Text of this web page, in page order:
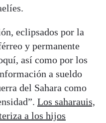
eclipsados por la
y permanente
así como por los
a sueldo
del Sahara como
Los saharauis,
a los hijos